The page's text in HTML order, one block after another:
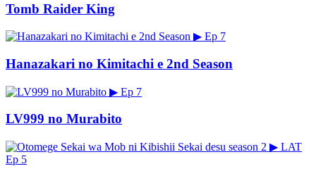
Tomb Raider King
▶ Ep 7
Hanazakari no Kimitachi e 2nd Season
▶ Ep 7
LV999 no Murabito
▶ LAT
Ep 5